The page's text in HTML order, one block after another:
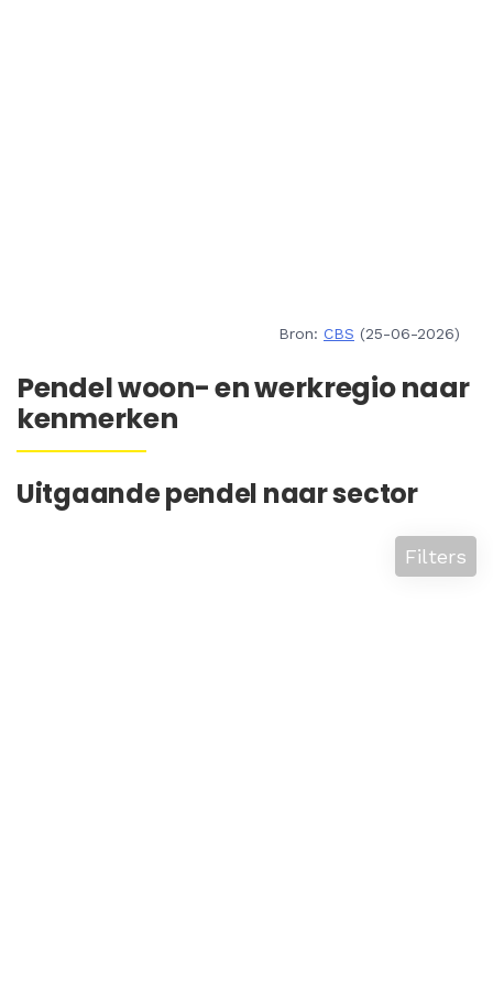
Bron: CBS (25-06-2026)
Pendel woon- en werkregio naar
kenmerken
Uitgaande pendel naar sector
Filters